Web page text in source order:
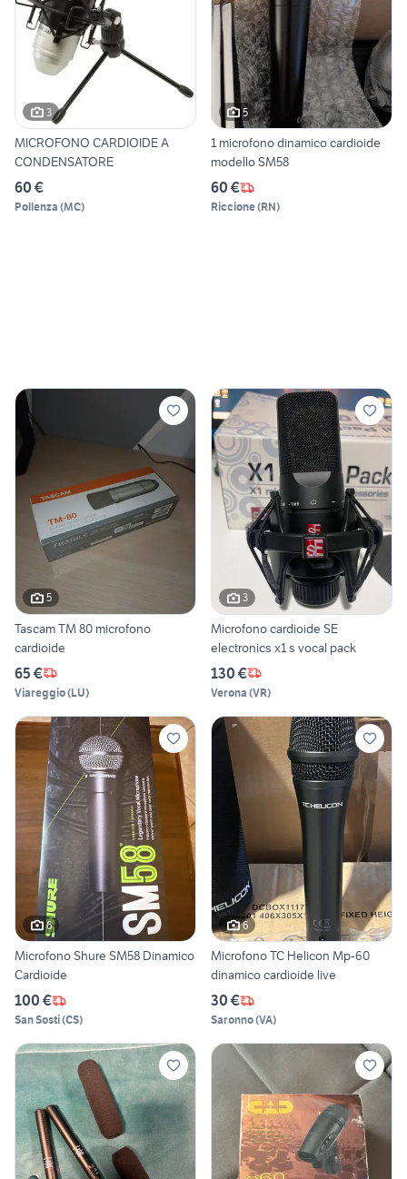
3
MICROFONO CARDIOIDE A
CONDENSATORE
60 €
Pollenza (MC)
5
1 microfono dinamico cardioide
modello SM58
60 €
Riccione(RN)
5
Tascam TM 80 microfono
cardioide
65 €
Viareggio(LU)
3
Microfono cardioide SE
electronics x1 s vocal pack
130 €
Verona (VR)
6
Microfono Shure SM58 Dinamico
Cardioide
100 €
San Sosti(CS)
6
Microfono TC Helicon Mp-60
dinamico cardioide live
30 €
Saronno(VA)